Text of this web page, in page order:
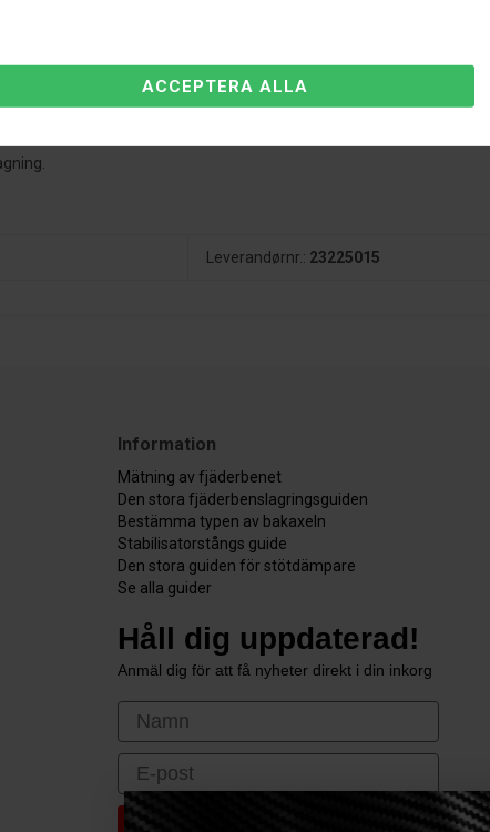
på vissa modeller är sänkning med upp till 60 mm möjlig.
när de installerats.
sänkning.
Leverandørnr.: 23225015
Information
Mätning av fjäderbenet
Den stora fjäderbenslagringsguiden
Bestämma typen av bakaxeln
Stabilisatorstångs guide
Den stora guiden för stötdämpare
Se alla guider
Håll dig uppdaterad!
Anmäl dig för att få nyheter direkt i din inkorg
First Name
Email